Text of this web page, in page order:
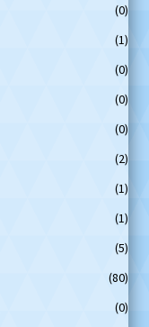
(0)
(1)
(0)
(0)
(0)
(2)
(1)
(1)
(5)
(80)
(0)